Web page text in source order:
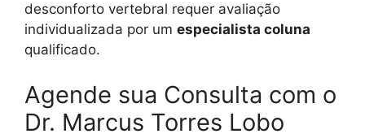
desconforto vertebral requer avaliação
individualizada por um especialista coluna
qualificado.
Agende sua Consulta com o
Dr. Marcus Torres Lobo